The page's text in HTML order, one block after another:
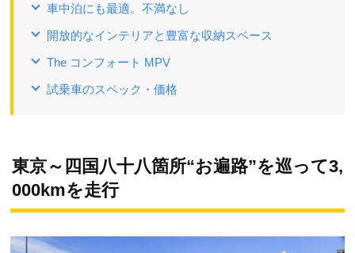
車中泊にも最適。不満なし
開放的なインテリアと豊富な収納スペース
The コンフォート MPV
試乗車のスペック・価格
東京～四国八十八箇所“お遍路”を巡って3,
000kmを走行